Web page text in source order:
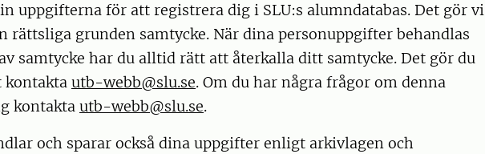
uppgifterna för att registrera dig i SLU:s alumndatabas. Det gör vi
rättsliga grunden samtycke. När dina personuppgifter behandlas
samtycke har du alltid rätt att återkalla ditt samtycke. Det gör du
kontakta utb-webb@slu.se. Om du har några frågor om denna
kontakta utb-webb@slu.se.
och sparar också dina uppgifter enligt arkivlagen och